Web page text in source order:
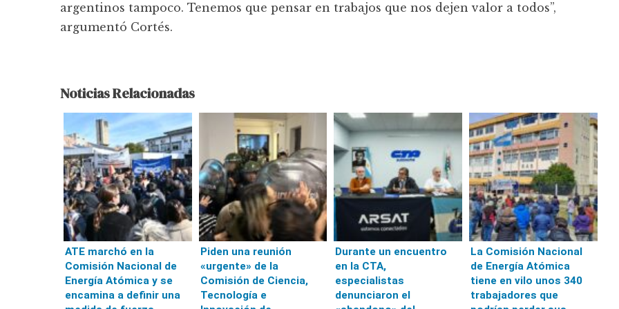
argentinos tampoco. Tenemos que pensar en trabajos que nos dejen valor a todos”,
argumentó Cortés.
Noticias Relacionadas
ATE marchó en la
Comisión Nacional de
Energía Atómica y se
encamina a definir una
Piden una reunión
«urgente» de la
Comisión de Ciencia,
Tecnología e
Durante un encuentro
en la CTA,
especialistas
denunciaron el
La Comisión Nacional
de Energía Atómica
tiene en vilo unos 340
trabajadores que